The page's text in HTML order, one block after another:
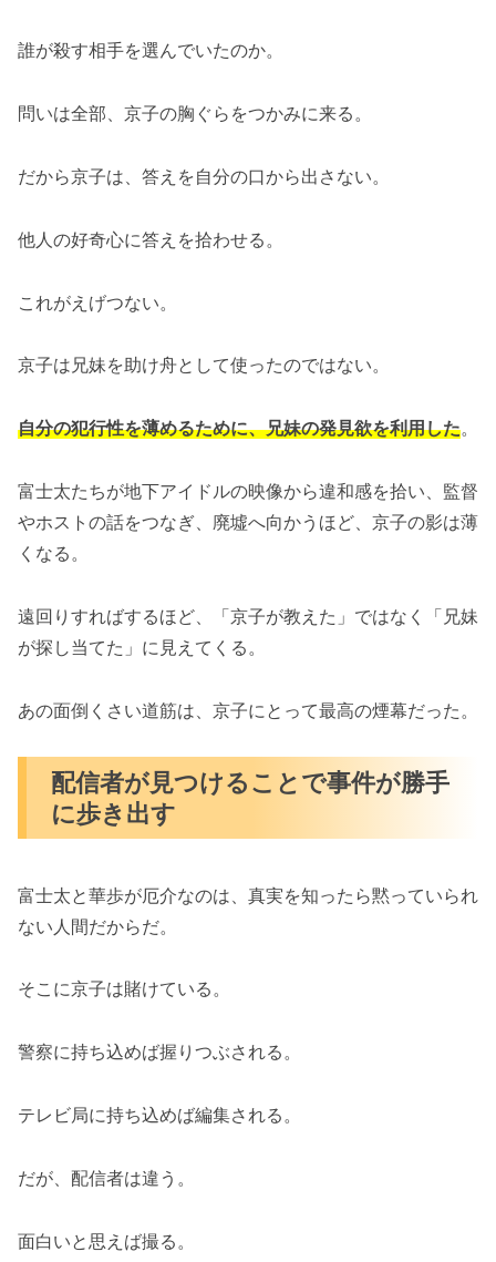
誰が殺す相手を選んでいたのか。
問いは全部、京子の胸ぐらをつかみに来る。
だから京子は、答えを自分の口から出さない。
他人の好奇心に答えを拾わせる。
これがえげつない。
京子は兄妹を助け舟として使ったのではない。
自分の犯行性を薄めるために、兄妹の発見欲を利用した。
富士太たちが地下アイドルの映像から違和感を拾い、監督
やホストの話をつなぎ、廃墟へ向かうほど、京子の影は薄
くなる。
遠回りすればするほど、「京子が教えた」ではなく「兄妹
が探し当てた」に見えてくる。
あの面倒くさい道筋は、京子にとって最高の煙幕だった。
配信者が見つけることで事件が勝手
に歩き出す
富士太と華歩が厄介なのは、真実を知ったら黙っていられ
ない人間だからだ。
そこに京子は賭けている。
警察に持ち込めば握りつぶされる。
テレビ局に持ち込めば編集される。
だが、配信者は違う。
面白いと思えば撮る。